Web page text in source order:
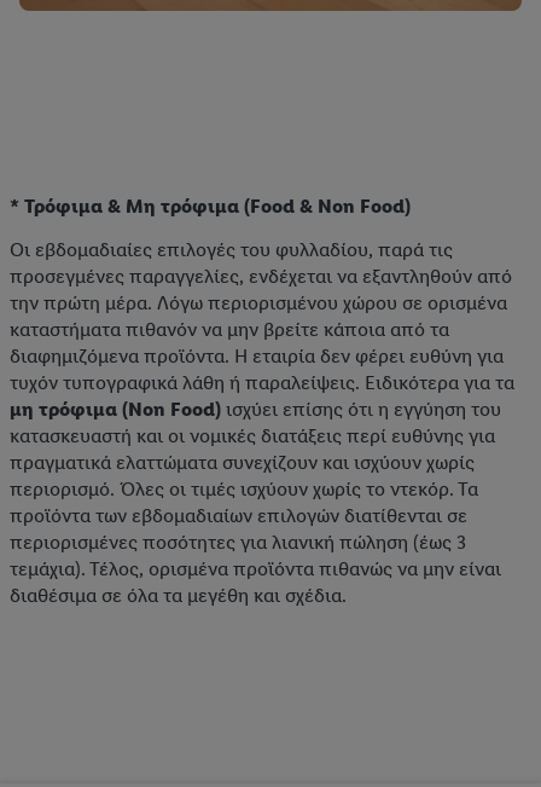
* Τρόφιμα & Μη τρόφιμα (Food & Non Food)
Οι εβδομαδιαίες επιλογές του φυλλαδίου, παρά τις
προσεγμένες παραγγελίες, ενδέχεται να εξαντληθούν από
την πρώτη μέρα. Λόγω περιορισμένου χώρου σε ορισμένα
καταστήματα πιθανόν να μην βρείτε κάποια από τα
διαφημιζόμενα προϊόντα. Η εταιρία δεν φέρει ευθύνη για
τυχόν τυπογραφικά λάθη ή παραλείψεις. Ειδικότερα για τα
μη τρόφιμα (Non Food) ισχύει επίσης ότι η εγγύηση του
κατασκευαστή και οι νομικές διατάξεις περί ευθύνης για
πραγματικά ελαττώματα συνεχίζουν και ισχύουν χωρίς
περιορισμό. Όλες οι τιμές ισχύουν χωρίς το ντεκόρ. Τα
προϊόντα των εβδομαδιαίων επιλογών διατίθενται σε
περιορισμένες ποσότητες για λιανική πώληση (έως 3
τεμάχια). Τέλος, ορισμένα προϊόντα πιθανώς να μην είναι
διαθέσιμα σε όλα τα μεγέθη και σχέδια.